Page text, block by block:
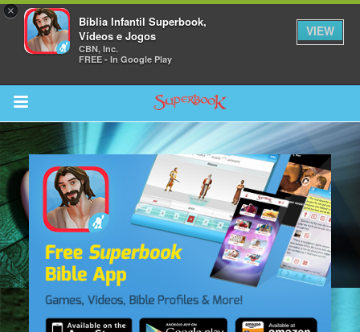
×
Bíblia Infantil Superbook,
Vídeos e Jogos
CBN, Inc.
FREE - In Google Play
VIEW
Return to Content